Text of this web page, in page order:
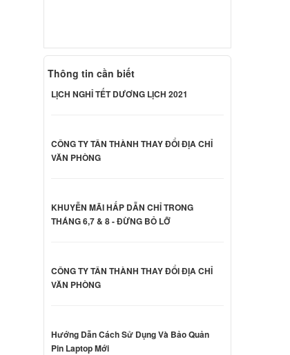
Thông tin cần biết
LỊCH NGHỈ TẾT DƯƠNG LỊCH 2021
CÔNG TY TÂN THÀNH THAY ĐỔI ĐỊA CHỈ
VĂN PHÒNG
KHUYỄN MÃI HẤP DẪN CHỈ TRONG
THÁNG 6,7 & 8 - ĐỪNG BỎ LỠ
CÔNG TY TÂN THÀNH THAY ĐỔI ĐỊA CHỈ
VĂN PHÒNG
Hướng Dẫn Cách Sử Dụng Và Bảo Quản
Pin Laptop Mới